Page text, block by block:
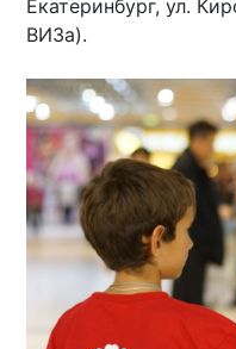
Екатеринбург, ул.
ВИЗа).